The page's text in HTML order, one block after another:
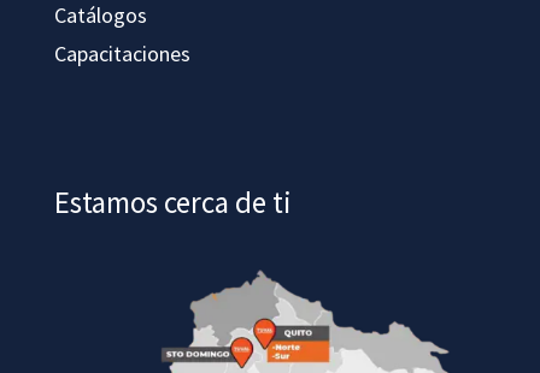
Catálogos
Capacitaciones
Estamos cerca de ti